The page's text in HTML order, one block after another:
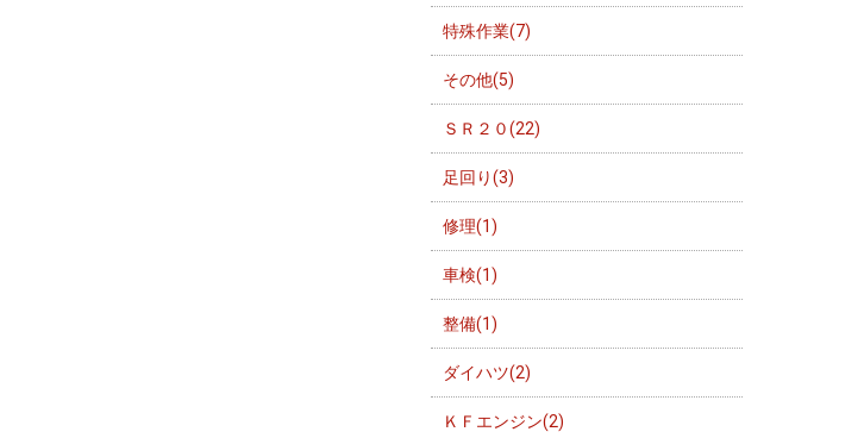
特殊作業(7)
その他(5)
ＳＲ２０(22)
足回り(3)
修理(1)
車検(1)
整備(1)
ダイハツ(2)
ＫＦエンジン(2)